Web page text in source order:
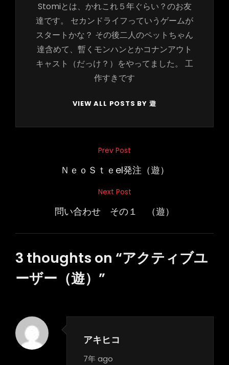
Stomiとは、かれこれ５年ぐらい？のお友
達です。 セカンドライフっていうゲームが
スタートかな？ その後二人のペットちゃん
達含めて、暫くモンハンとかコナンアウト
キャスト（だっけ？）をやってました。 工
作すきです
VIEW ALL POSTS BY 遊
ー
シ
ョ
ン
Prev Post
ＮｅｏＳｔｅel発注（遊）
Next Post
問い合わせ その１ （遊）
3 thoughts on “アクティブユ
ーザー（遊） ”
アキヒコ
says:
7年 ago